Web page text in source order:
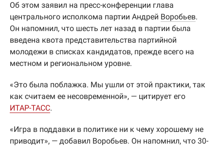
Об этом заявил на пресс-конференции глава
центрального исполкома партии Андрей Воробьев.
Он напомнил, что шесть лет назад в партии была
введена квота представительства партийной
молодежи в списках кандидатов, прежде всего на
местном и региональном уровне.
«Это была поблажка. Мы ушли от этой практики, так
как считаем ее несовременной», — цитирует его
ИТАР-ТАСС.
«Игра в поддавки в политике ни к чему хорошему не
приводит», — добавил Воробьев. Он напомнил, что 30-